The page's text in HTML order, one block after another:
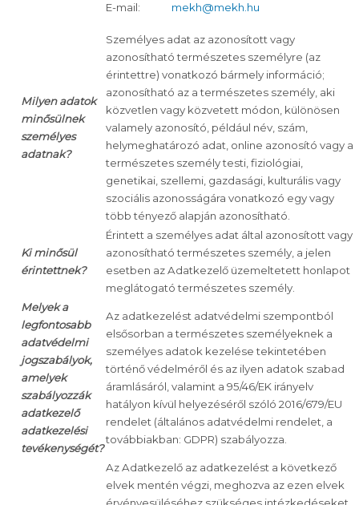
E-mail: mekh@mekh.hu
Milyen adatok
minősülnek
személyes
adatnak?
Személyes adat az azonosított vagy
azonosítható természetes személyre (az
érintettre) vonatkozó bármely információ;
azonosítható az a természetes személy, aki
közvetlen vagy közvetett módon, különösen
valamely azonosító, például név, szám,
helymeghatározó adat, online azonosító vagy a
természetes személy testi, fiziológiai,
genetikai, szellemi, gazdasági, kulturális vagy
szociális azonosságára vonatkozó egy vagy
több tényező alapján azonosítható.
Ki minősül
érintettnek?
Érintett a személyes adat által azonosított vagy
azonosítható természetes személy, a jelen
esetben az Adatkezelő üzemeltetett honlapot
meglátogató természetes személy.
Melyek a
legfontosabb
adatvédelmi
jogszabályok,
amelyek
szabályozzák
adatkezelő
adatkezelési
tevékenységét?
Az adatkezelést adatvédelmi szempontból
elsősorban a természetes személyeknek a
személyes adatok kezelése tekintetében
történő védelméről és az ilyen adatok szabad
áramlásáról, valamint a 95/46/EK irányelv
hatályon kívül helyezéséről szóló 2016/679/EU
rendelet (általános adatvédelmi rendelet, a
továbbiakban: GDPR) szabályozza.
Az Adatkezelő az adatkezelést a következő
elvek mentén végzi, meghozva az ezen elvek